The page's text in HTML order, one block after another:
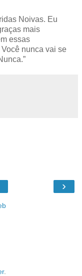
Noivas. Eu
mais
essas
nunca vai se
›
.